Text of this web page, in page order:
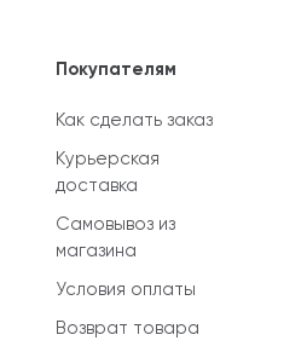
Покупателям
Как сделать заказ
Курьерская
доставка
Самовывоз из
магазина
Условия оплаты
Возврат товара